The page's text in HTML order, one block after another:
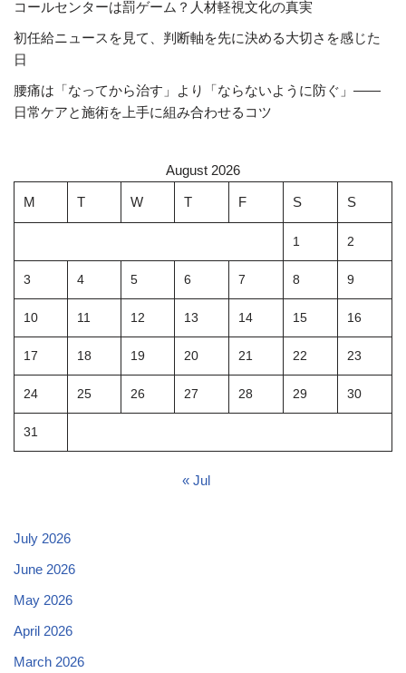
コールセンターは罰ゲーム？人材軽視文化の真実
初任給ニュースを見て、判断軸を先に決める大切さを感じた
日
腰痛は「なってから治す」より「ならないように防ぐ」――
日常ケアと施術を上手に組み合わせるコツ
August 2026
M T W T F S S
1 2
3 4 5 6 7 8 9
10 11 12 13 14 15 16
17 18 19 20 21 22 23
24 25 26 27 28 29 30
31
« Jul
July 2026
June 2026
May 2026
April 2026
March 2026